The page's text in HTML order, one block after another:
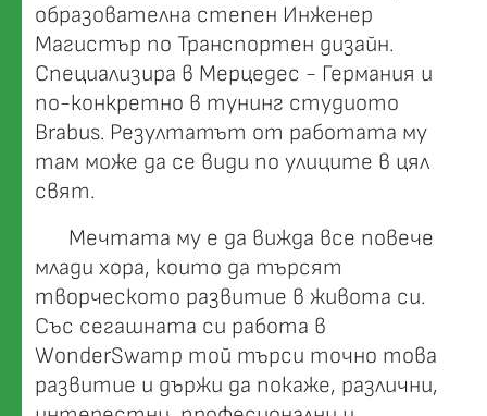
образователна степен Инженер
Магистър по Транспортен дизайн.
Специализира в Мерцедес - Германия и
по-конкретно в тунинг студиото
Brabus. Резултатът от работата му
там може да се види по улиците в цял
свят.
Мечтата му е да вижда все повече
млади хора, които да търсят
творческото развитие в живота си.
Със сегашната си работа в
WonderSwamp той търси точно това
развитие и държи да покаже, различни,